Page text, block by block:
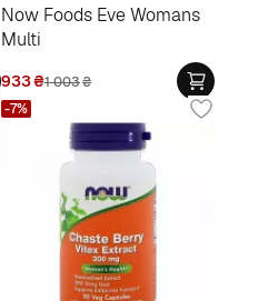
Now Foods Eve Womans
Multi
933₴1 003₴
-7%